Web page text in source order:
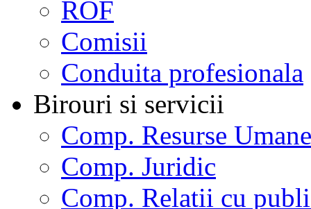
ROF
Comisii
Conduita profesionala
Birouri si servicii
Comp. Resurse Umane
Comp. Juridic
Comp. Relatii cu